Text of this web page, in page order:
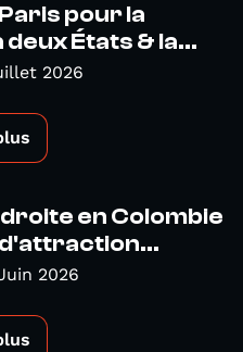
pour la
États & la...
2026
en Colombie
2026